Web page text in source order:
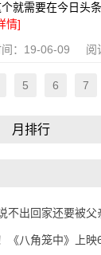
就需要在今日头
情]
间：19-06-09 阅
5 6 7
月排行
不出回家还要被父
《八角笼中》上映